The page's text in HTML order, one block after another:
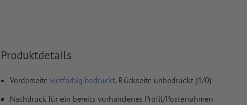
Produktdetails
Vorderseite vierfarbig bedruckt, Rückseite unbedruckt (4/0)
Nachdruck für ein bereits vorhandenes Profil/Posterrahmen